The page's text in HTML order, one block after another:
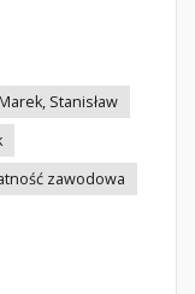
Stanisław
zawodowa